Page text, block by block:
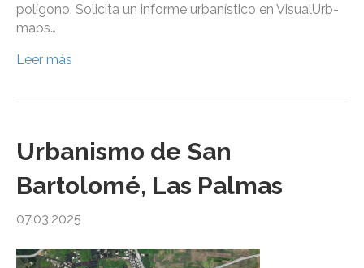
polígono. Solicita un informe urbanístico en VisualUrb-
maps…
Leer más
Urbanismo de San
Bartolomé, Las Palmas
07.03.2025